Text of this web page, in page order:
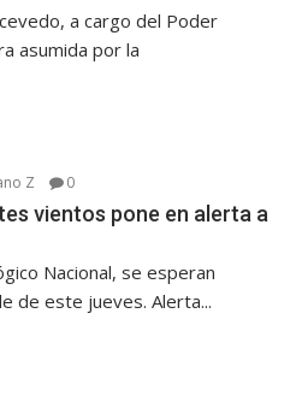
a cargo del Poder
asumida por la
Z 0
vientos pone en alerta a
Nacional, se esperan
de este jueves. Alerta...